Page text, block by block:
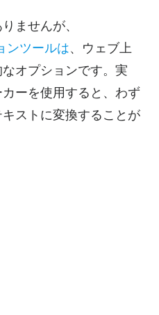
ませんが、
ンツールは、ウェブ上
オプションです。実
ーを使用すると、わず
ストに変換することが